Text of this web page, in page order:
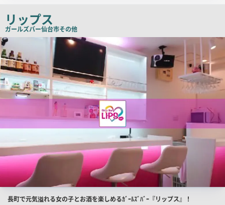
コ
ピ
ー
リップス
ガールズバー仙台市その他
店
舗
PR
画
像
店
長町で元気溢れる女の子とお酒を楽しめるｶﾞｰﾙｽﾞﾊﾞｰ『リップス』！